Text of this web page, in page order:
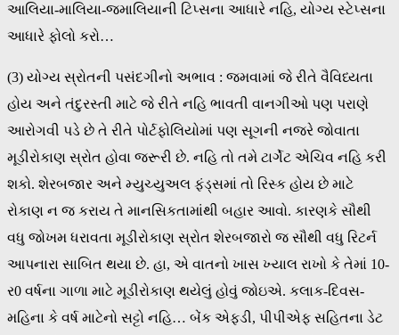
આલિયા-માલિયા-જમાલિયાની ટિપ્સના આધારે નહિ, યોગ્ય સ્ટેપ્સના
આધારે ફોલો કરો…
(3) યોગ્ય સ્રોતની પસંદગીનો અભાવ : જમવામાં જે રીતે વૈવિધ્યતા
હોય અને તંદુરસ્તી માટે જે રીતે નહિ ભાવતી વાનગીઓ પણ પરાણે
આરોગવી પડે છે તે રીતે પોર્ટફોલિયોમાં પણ સૂગની નજરે જોવાતા
મૂડીરોકાણ સ્રોત હોવા જરૂરી છે. નહિ તો તમે ટાર્ગેટ એચિવ નહિ કરી
શકો. શેરબજાર અને મ્યુચ્યુઅલ ફંડ્સમાં તો રિસ્ક હોય છે માટે
રોકાણ ન જ કરાય તે માનસિકતામાંથી બહાર આવો. કારણકે સૌથી
વધુ જોખમ ધરાવતા મૂડીરોકાણ સ્રોત શેરબજારો જ સૌથી વધુ રિટર્ન
આપનારા સાબિત થયા છે. હા, એ વાતનો ખાસ ખ્યાલ રાખો કે તેમાં 10-
ર0 વર્ષના ગાળા માટે મૂડીરોકાણ થયેલું હોવું જોઇએ. કલાક-દિવસ-
મહિના કે વર્ષ માટેનો સટ્ટો નહિ… બેંક એફડી, પીપીએફ સહિતના ડેટ